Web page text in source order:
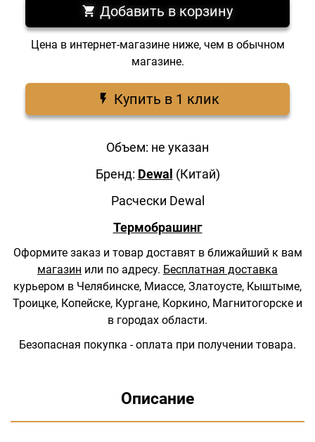
Добавить в корзину
Цена в интернет-магазине ниже, чем в обычном
магазине.
Купить в 1 клик
Объем: не указан
Бренд: Dewal (Китай)
Расчески Dewal
Термобрашинг
Оформите заказ и товар доставят в ближайший к вам
магазин или по адресу. Бесплатная доставка
курьером в Челябинске, Миассе, Златоусте, Кыштыме,
Троицке, Копейске, Кургане, Коркино, Магнитогорске и
в городах области.
Безопасная покупка - оплата при получении товара.
Описание